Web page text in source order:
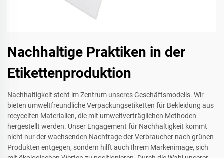
Nachhaltige Praktiken in der
Etikettenproduktion
Nachhaltigkeit steht im Zentrum unseres Geschäftsmodells. Wir
bieten umweltfreundliche Verpackungsetiketten für Bekleidung aus
recycelten Materialien, die mit umweltverträglichen Methoden
hergestellt werden. Unser Engagement für Nachhaltigkeit kommt
nicht nur der wachsenden Nachfrage der Verbraucher nach grünen
Produkten entgegen, sondern hilft auch Ihrem Markenimage, sich